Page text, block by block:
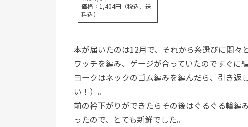
価格：1,404円（税込、送
料込）
本が届いたのは12月で、それから糸選びに悶々
ワッチを編み、ゲージが合っていたのですぐに
ヨークはネックのゴム編みを編んだら、引き返
い！）。
前の衿下がりができたらその後はぐるぐる輪編
ったので、とても新鮮でした。